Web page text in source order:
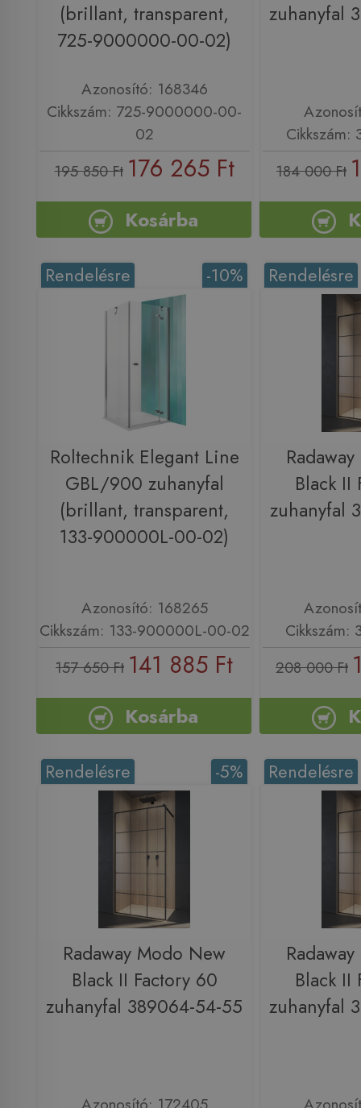
(brillant, transparent,
725-9000000-00-02)
Azonosító: 168346
Cikkszám: 725-9000000-00-
02
195 850 Ft 176 265 Ft
Kosárba
zuhanyfal
Cikkszám:
184 000 Ft
-10%
Rendelésre
Roltechnik Elegant Line
GBL/900 zuhanyfal
(brillant, transparent,
133-900000L-00-02)
Azonosító: 168265
Cikkszám: 133-900000L-00-02
157 650 Ft 141 885 Ft
Kosárba
Rendelésre
Black II
zuhanyfal
Cikkszám:
208 000 Ft
-5%
Rendelésre
Radaway Modo New
Black II Factory 60
zuhanyfal 389064-54-55
Rendelésre
Black II
zuhanyfal